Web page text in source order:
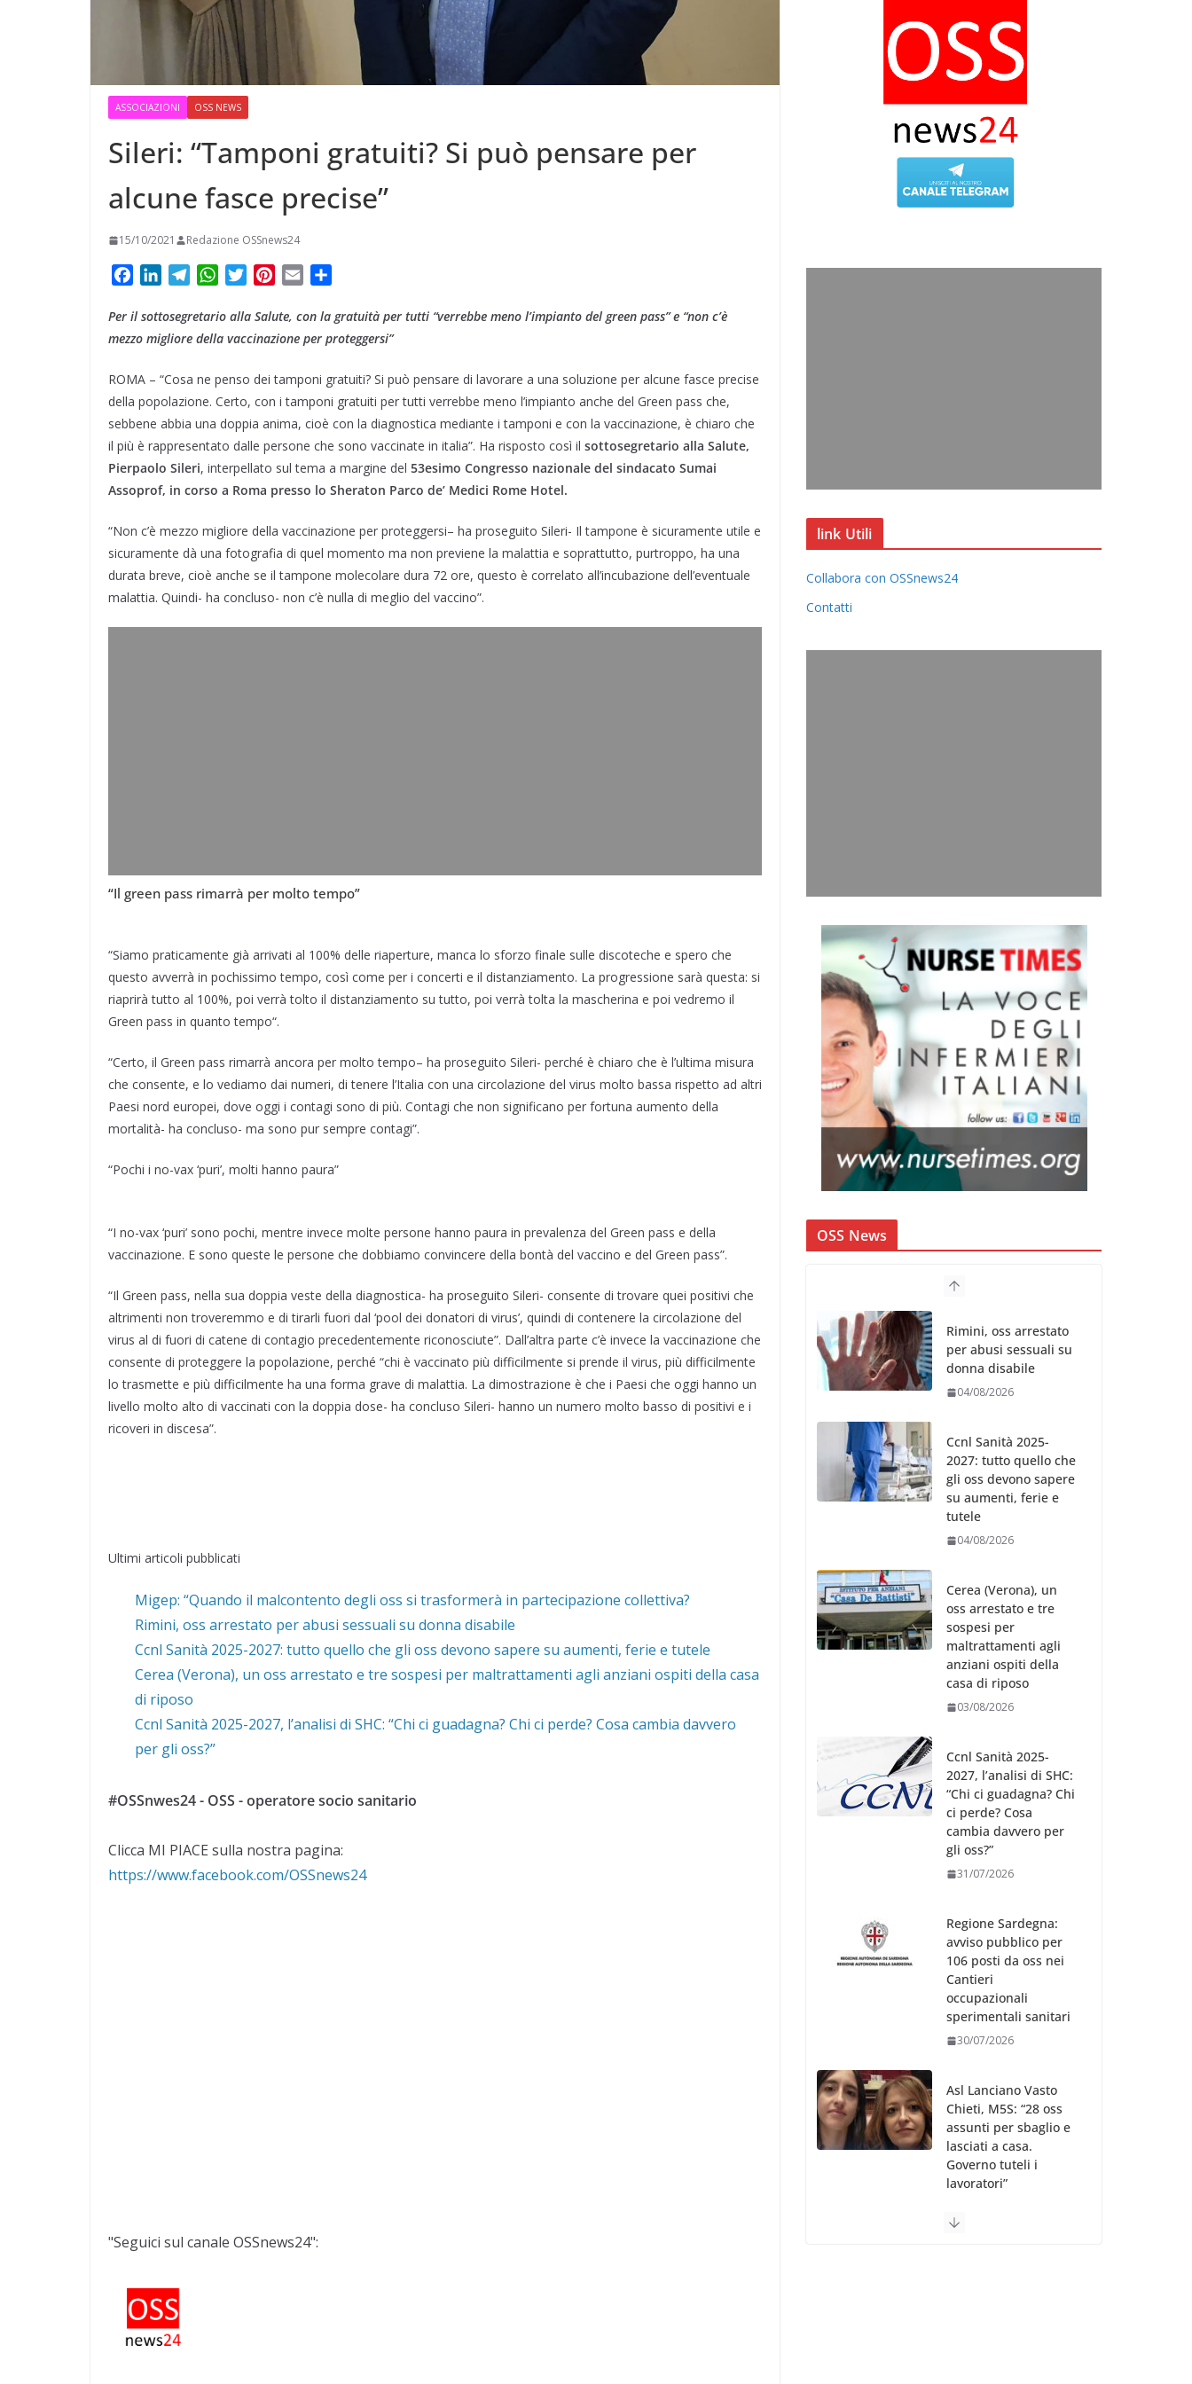
ASSOCIAZIONI OSS NEWS
Sileri: “Tamponi gratuiti? Si può pensare per
alcune fasce precise”
15/10/2021 Redazione OSSnews24
c
e
o
o
k
n
k
d
I
n
l
e
r
a
m
W
a
t
A
p
p
i
t
e
r
n
t
r
e
s
t
a
i
n
d
v
i
d
i
Per il sottosegretario alla Salute, con la gratuità per tutti “verrebbe meno l’impianto del green pass” e “non c’è
mezzo migliore della vaccinazione per proteggersi”
ROMA – “Cosa ne penso dei tamponi gratuiti? Si può pensare di lavorare a una soluzione per alcune fasce precise
della popolazione. Certo, con i tamponi gratuiti per tutti verrebbe meno l’impianto anche del Green pass che,
sebbene abbia una doppia anima, cioè con la diagnostica mediante i tamponi e con la vaccinazione, è chiaro che
il più è rappresentato dalle persone che sono vaccinate in italia”. Ha risposto così il sottosegretario alla Salute,
Pierpaolo Sileri, interpellato sul tema a margine del 53esimo Congresso nazionale del sindacato Sumai
Assoprof, in corso a Roma presso lo Sheraton Parco de’ Medici Rome Hotel.
“Non c’è mezzo migliore della vaccinazione per proteggersi– ha proseguito Sileri- Il tampone è sicuramente utile e
sicuramente dà una fotografia di quel momento ma non previene la malattia e soprattutto, purtroppo, ha una
durata breve, cioè anche se il tampone molecolare dura 72 ore, questo è correlato all’incubazione dell’eventuale
malattia. Quindi- ha concluso- non c’è nulla di meglio del vaccino”.
“Il green pass rimarrà per molto tempo”
“Siamo praticamente già arrivati al 100% delle riaperture, manca lo sforzo finale sulle discoteche e spero che
questo avverrà in pochissimo tempo, così come per i concerti e il distanziamento. La progressione sarà questa: si
riaprirà tutto al 100%, poi verrà tolto il distanziamento su tutto, poi verrà tolta la mascherina e poi vedremo il
Green pass in quanto tempo“.
“Certo, il Green pass rimarrà ancora per molto tempo– ha proseguito Sileri- perché è chiaro che è l’ultima misura
che consente, e lo vediamo dai numeri, di tenere l’Italia con una circolazione del virus molto bassa rispetto ad altri
Paesi nord europei, dove oggi i contagi sono di più. Contagi che non significano per fortuna aumento della
mortalità- ha concluso- ma sono pur sempre contagi”.
“Pochi i no-vax ‘puri’, molti hanno paura”
“I no-vax ‘puri’ sono pochi, mentre invece molte persone hanno paura in prevalenza del Green pass e della
vaccinazione. E sono queste le persone che dobbiamo convincere della bontà del vaccino e del Green pass”.
“Il Green pass, nella sua doppia veste della diagnostica- ha proseguito Sileri- consente di trovare quei positivi che
altrimenti non troveremmo e di tirarli fuori dal ‘pool dei donatori di virus’, quindi di contenere la circolazione del
virus al di fuori di catene di contagio precedentemente riconosciute”. Dall’altra parte c’è invece la vaccinazione che
consente di proteggere la popolazione, perché “chi è vaccinato più difficilmente si prende il virus, più difficilmente
lo trasmette e più difficilmente ha una forma grave di malattia. La dimostrazione è che i Paesi che oggi hanno un
livello molto alto di vaccinati con la doppia dose- ha concluso Sileri- hanno un numero molto basso di positivi e i
ricoveri in discesa”.
Ultimi articoli pubblicati
Migep: “Quando il malcontento degli oss si trasformerà in partecipazione collettiva?
Rimini, oss arrestato per abusi sessuali su donna disabile
Ccnl Sanità 2025-2027: tutto quello che gli oss devono sapere su aumenti, ferie e tutele
Cerea (Verona), un oss arrestato e tre sospesi per maltrattamenti agli anziani ospiti della casa
di riposo
Ccnl Sanità 2025-2027, l’analisi di SHC: “Chi ci guadagna? Chi ci perde? Cosa cambia davvero
per gli oss?”
#OSSnwes24 - OSS - operatore socio sanitario
Clicca MI PIACE sulla nostra pagina:
https://www.facebook.com/OSSnews24
"Seguici sul canale OSSnews24":
link Utili
Collabora con OSSnews24
Contatti
OSS News
Rimini, oss arrestato
per abusi sessuali su
donna disabile
04/08/2026
Ccnl Sanità 2025-
2027: tutto quello che
gli oss devono sapere
su aumenti, ferie e
tutele
04/08/2026
Cerea (Verona), un
oss arrestato e tre
sospesi per
maltrattamenti agli
anziani ospiti della
casa di riposo
03/08/2026
Ccnl Sanità 2025-
2027, l’analisi di SHC:
“Chi ci guadagna? Chi
ci perde? Cosa
cambia davvero per
gli oss?”
31/07/2026
Regione Sardegna:
avviso pubblico per
106 posti da oss nei
Cantieri
occupazionali
sperimentali sanitari
30/07/2026
Asl Lanciano Vasto
Chieti, M5S: “28 oss
assunti per sbaglio e
lasciati a casa.
Governo tuteli i
lavoratori”